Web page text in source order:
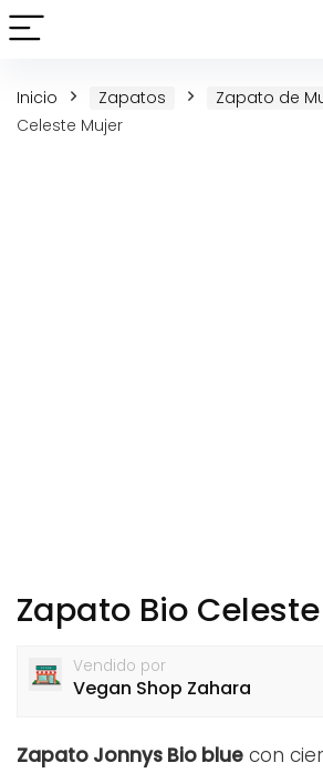
Inicio Zapatos Zapato de
Celeste Mujer
Zapato Bio
Vendido por
Vegan Shop Zahara
Zapato Jonnys Bio blue con